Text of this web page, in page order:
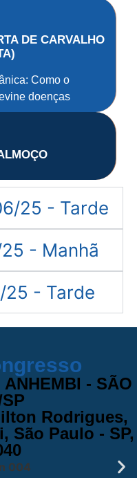
DE CARVALHO
Como o
doenças
25 - Tarde
- Manhã
- Tarde
- SÃO
Rodrigues,
São Paulo - SP,